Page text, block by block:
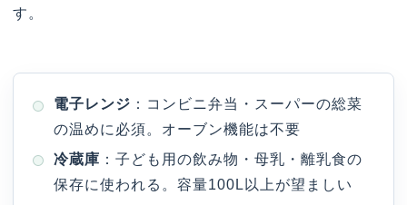
す。
電子レンジ ：コンビニ弁当・スーパーの総菜
の温めに必須。オーブン機能は不要
冷蔵庫 ：子ども用の飲み物・母乳・離乳食の
保存に使われる。容量100L以上が望ましい